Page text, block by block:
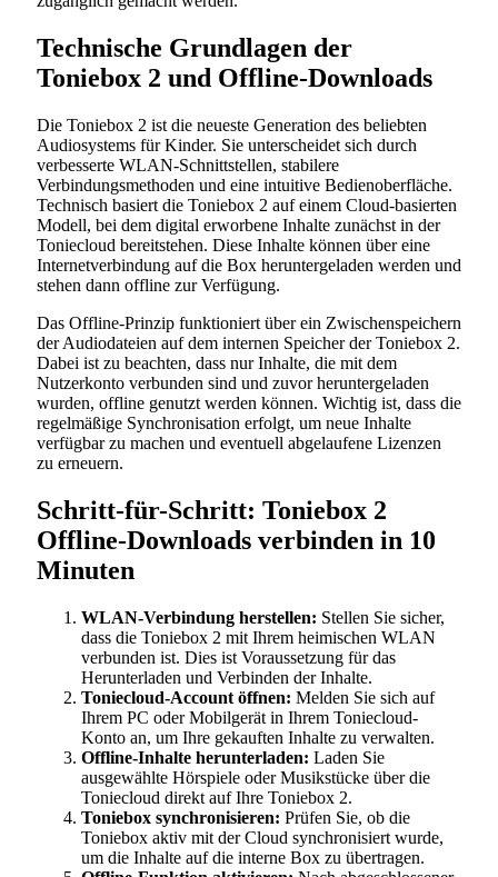
Technische Grundlagen der
Toniebox 2 und Offline-Downloads
Die Toniebox 2 ist die neueste Generation des beliebten
Audiosystems für Kinder. Sie unterscheidet sich durch
verbesserte WLAN-Schnittstellen, stabilere
Verbindungsmethoden und eine intuitive Bedienoberfläche.
Technisch basiert die Toniebox 2 auf einem Cloud-basierten
Modell, bei dem digital erworbene Inhalte zunächst in der
Toniecloud bereitstehen. Diese Inhalte können über eine
Internetverbindung auf die Box heruntergeladen werden und
stehen dann offline zur Verfügung.
Das Offline-Prinzip funktioniert über ein Zwischenspeichern
der Audiodateien auf dem internen Speicher der Toniebox 2.
Dabei ist zu beachten, dass nur Inhalte, die mit dem
Nutzerkonto verbunden sind und zuvor heruntergeladen
wurden, offline genutzt werden können. Wichtig ist, dass die
regelmäßige Synchronisation erfolgt, um neue Inhalte
verfügbar zu machen und eventuell abgelaufene Lizenzen
zu erneuern.
Schritt-für-Schritt: Toniebox 2
Offline-Downloads verbinden in 10
Minuten
WLAN-Verbindung herstellen: Stellen Sie sicher,
dass die Toniebox 2 mit Ihrem heimischen WLAN
verbunden ist. Dies ist Voraussetzung für das
Herunterladen und Verbinden der Inhalte.
Toniecloud-Account öffnen: Melden Sie sich auf
Ihrem PC oder Mobilgerät in Ihrem Toniecloud-
Konto an, um Ihre gekauften Inhalte zu verwalten.
Offline-Inhalte herunterladen: Laden Sie
ausgewählte Hörspiele oder Musikstücke über die
Toniecloud direkt auf Ihre Toniebox 2.
Toniebox synchronisieren: Prüfen Sie, ob die
Toniebox aktiv mit der Cloud synchronisiert wurde,
um die Inhalte auf die interne Box zu übertragen.